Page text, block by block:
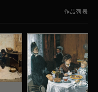
作品列表